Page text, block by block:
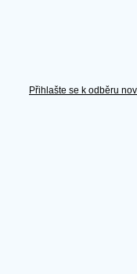
Přihlašte se k odběru